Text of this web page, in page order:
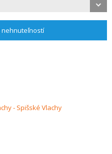
nehnuteľností